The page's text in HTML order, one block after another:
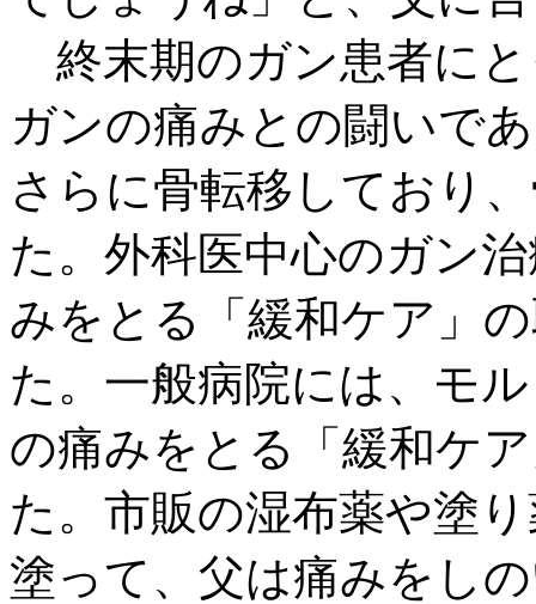
終末期のガン患者に
ガンの痛みとの闘いで
さらに骨転移しており
た。外科医中心のガン
みをとる「緩和ケア」
た。一般病院には、モ
の痛みをとる「緩和ケ
た。市販の湿布薬や塗
塗って、父は痛みをし